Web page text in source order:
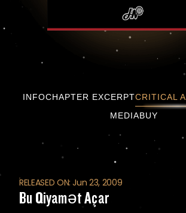
INFOCHAPTER EXCERPTCRITICAL
MEDIABUY
RELEASED ON: Jun 23, 2009
Bu Qiyamət Açar